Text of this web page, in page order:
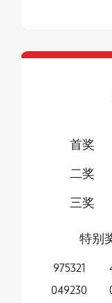
首奖
二奖
三奖
特别
975321
049230